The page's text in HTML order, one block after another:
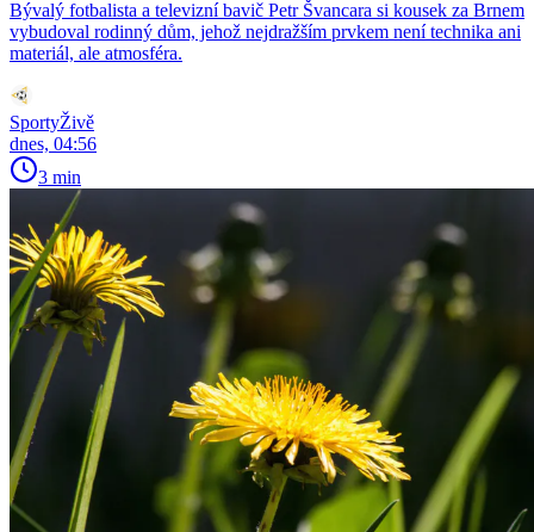
Bývalý fotbalista a televizní bavič Petr Švancara si kousek za Brnem
vybudoval rodinný dům, jehož nejdražším prvkem není technika ani
materiál, ale atmosféra.
SportyŽivě
dnes, 04:56
3 min